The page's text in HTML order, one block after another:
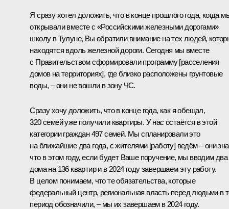
Я сразу хотел доложить, что в конце прошлого года, когда
открывали вместе с «Российскими железными дорогами»
школу в Тулуне, Вы обратили внимание на тех людей,
находятся вдоль железной дороги. Сегодня мы вместе
с Правительством сформировали программу [расселения
домов на территориях], где близко расположены грунтовые
воды, – они не вошли в зону ЧС.
Сразу хочу доложить, что в конце года, как я обещал,
320 семей уже получили квартиры. У нас остаётся в этой
категории граждан 497 семей. Мы спланировали это
на ближайшие два года, с жителями [работу] ведём – они
что в этом году, если будет Ваше поручение, мы вводим два
дома на 136 квартир и в 2024 году завершаем эту работу.
В целом понимаем, что те обязательства, которые
федеральный центр, региональная власть перед людьми в
период обозначили, – мы их завершаем в 2024 году.